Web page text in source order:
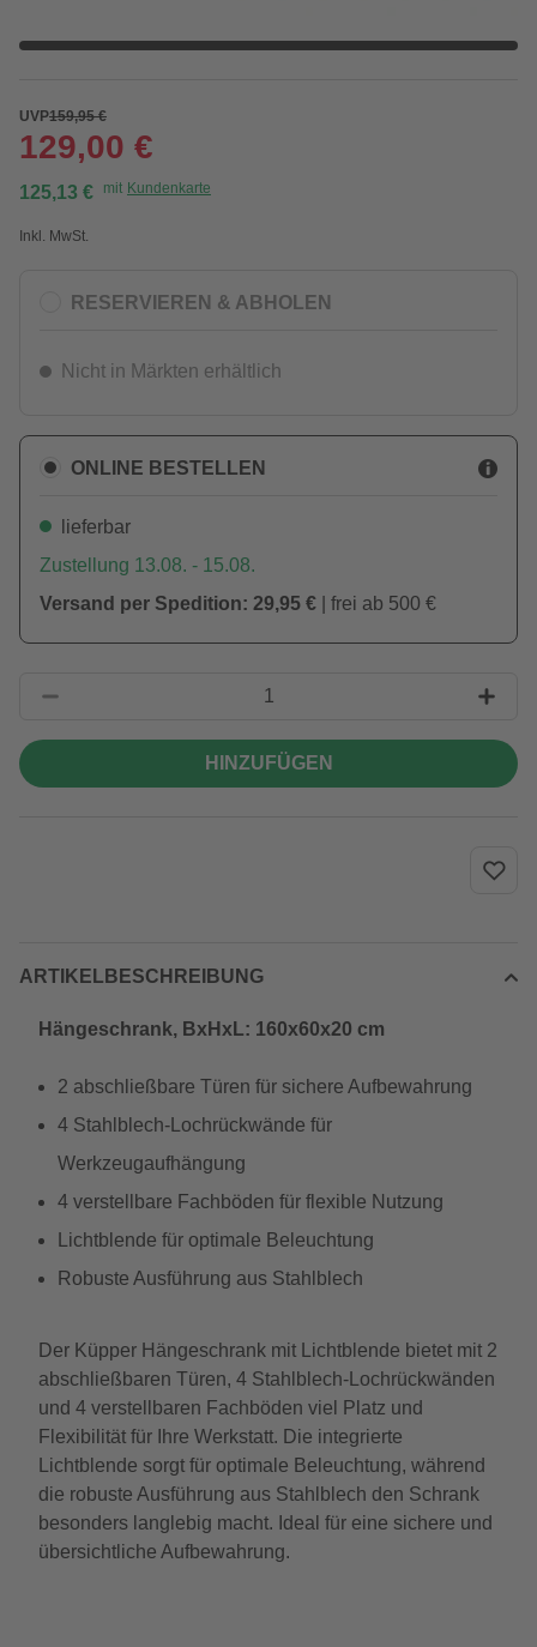
UVP159,95 €
129,00 €
125,13 € mit Kundenkarte
Inkl. MwSt.
RESERVIEREN & ABHOLEN
Nicht in Märkten erhältlich
ONLINE BESTELLEN
lieferbar
Zustellung 13.08. - 15.08.
Versand per Spedition: 29,95 € | frei ab 500 €
HINZUFÜGEN
ARTIKELBESCHREIBUNG
Hängeschrank, BxHxL: 160x60x20 cm
2 abschließbare Türen für sichere Aufbewahrung
4 Stahlblech-Lochrückwände für
Werkzeugaufhängung
4 verstellbare Fachböden für flexible Nutzung
Lichtblende für optimale Beleuchtung
Robuste Ausführung aus Stahlblech
Der Küpper Hängeschrank mit Lichtblende bietet mit 2
abschließbaren Türen, 4 Stahlblech-Lochrückwänden
und 4 verstellbaren Fachböden viel Platz und
Flexibilität für Ihre Werkstatt. Die integrierte
Lichtblende sorgt für optimale Beleuchtung, während
die robuste Ausführung aus Stahlblech den Schrank
besonders langlebig macht. Ideal für eine sichere und
übersichtliche Aufbewahrung.